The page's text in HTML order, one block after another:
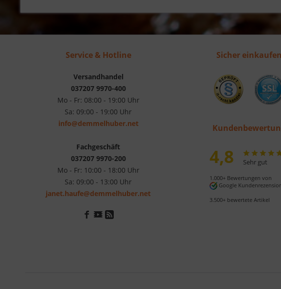
Service & Hotline
Versandhandel
037207 9970-400
Mo - Fr: 08:00 - 19:00 Uhr
Sa: 09:00 - 19:00 Uhr
info@demmelhuber.net
Fachgeschäft
037207 9970-200
Mo - Fr: 10:00 - 18:00 Uhr
Sa: 09:00 - 13:00 Uhr
janet.haufe@demmelhuber.net
Sicher einkaufen
4,8 Sehr gut
1.000+ Bewertungen von
Google
3.500+ bewertete Artikel